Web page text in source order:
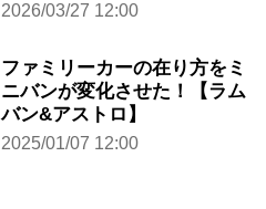
2026/03/27 12:00
ファミリーカーの在り方をミ
ニバンが変化させた！【ラム
バン&アストロ】
2025/01/07 12:00